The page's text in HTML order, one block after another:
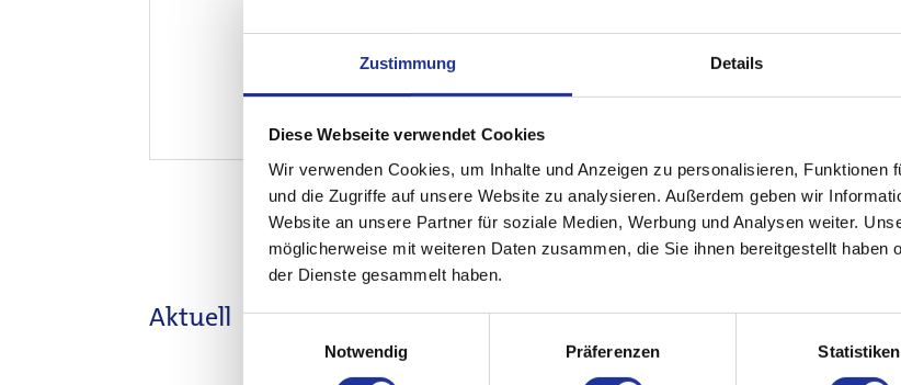
Zustimmung Details
Diese Webseite verwendet Cookies
Wir verwenden Cookies, um Inhalte und Anzeigen zu personalisieren, Funktionen
und die Zugriffe auf unsere Website zu analysieren. Außerdem geben wir
Website an unsere Partner für soziale Medien, Werbung und Analysen weiter.
möglicherweise mit weiteren Daten zusammen, die Sie ihnen bereitgestellt haben
der Dienste gesammelt haben.
Notwendig
Präferenzen Statistiken
Weitere
Aktuell Seit 07/2016: Praxistätigkeit alta uro